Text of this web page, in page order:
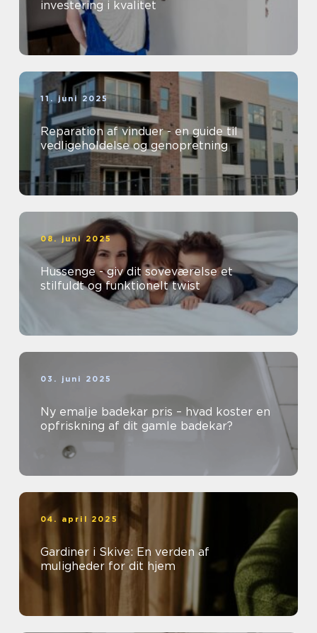
investering i kvalitet
11. juni 2025
Reparation af vinduer - en guide til
vedligeholdelse og genopretning
08. juni 2025
Hussenge - giv dit soveværelse et
stilfuldt og funktionelt twist
03. juni 2025
Ny emalje badekar pris – hvad koster en
opfriskning af dit gamle badekar?
04. april 2025
Gardiner i Skive: En verden af
muligheder for dit hjem